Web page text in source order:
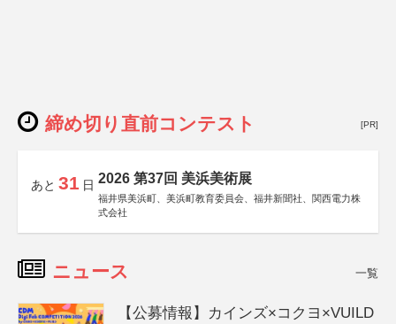
締め切り直前コンテスト [PR]
あと 31 日 2026 第37回 美浜美術展
福井県美浜町、美浜町教育委員会、福井新聞社、関西電力株
式会社
ニュース 一覧
【公募情報】カインズ×コクヨ×VUILD